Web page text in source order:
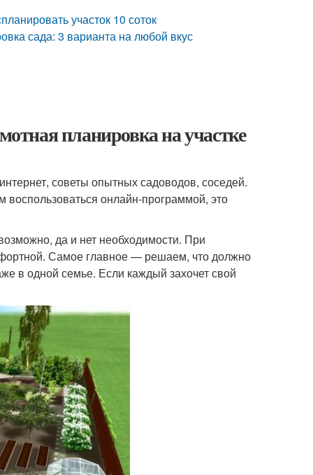
участок 10 соток
сада: 3 варианта на любой вкус
планировка на участке
советы опытных садоводов, соседей.
онлайн-программой, это
да и нет необходимости. При
Самое главное — решаем, что должно
в одной семье. Если каждый захочет свой